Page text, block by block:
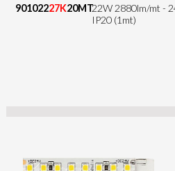
90102227K20MT22W 2880lm/mt -
IP20 (1mt)